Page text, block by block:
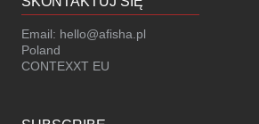
Email: hello@afisha.pl
Poland
CONTEXXT EU